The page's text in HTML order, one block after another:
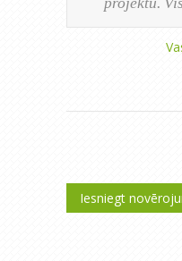
Iesniegt